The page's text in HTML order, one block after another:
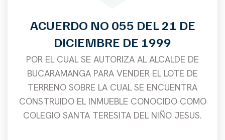
ACUERDO NO 055 DEL 21 DE
DICIEMBRE DE 1999
POR EL CUAL SE AUTORIZA AL ALCALDE DE
BUCARAMANGA PARA VENDER EL LOTE DE
TERRENO SOBRE LA CUAL SE ENCUENTRA
CONSTRUIDO EL INMUEBLE CONOCIDO COMO
COLEGIO SANTA TERESITA DEL NIÑO JESUS.